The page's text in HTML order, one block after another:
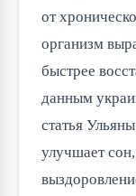
от
организм
быстрее
данным
статья
улучшает